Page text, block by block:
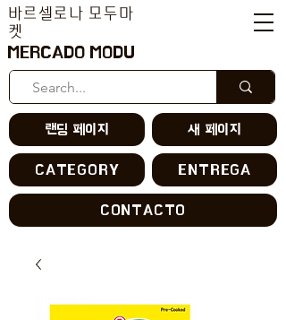
MERCADO MODU
바르셀로나 모두마
켓
랜딩 페이지 새 페이지
CATEGORY ENTREGA
CONTACTO